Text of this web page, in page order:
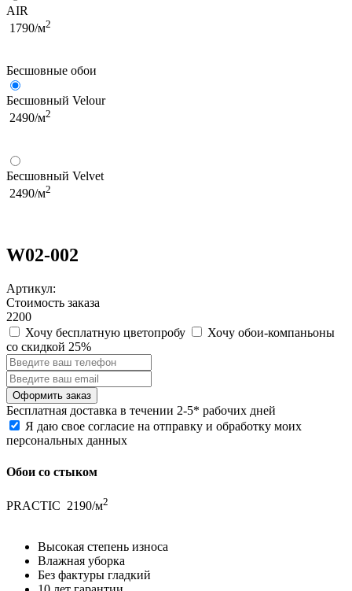
AIR
1790/м2
Бесшовные обои
Бесшовный Velour
2490/м2
Бесшовный Velvet
2490/м2
W02-002
Артикул:
Стоимость заказа
2200
Хочу бесплатную цветопробу
Хочу обои-компаньоны
со скидкой 25%
Бесплатная доставка в течении 2-5* рабочих дней
Я даю свое согласие на отправку и обработку моих
персональных данных
Обои со стыком
PRACTIC 2190/м2
Высокая степень износа
Влажная уборка
Без фактуры гладкий